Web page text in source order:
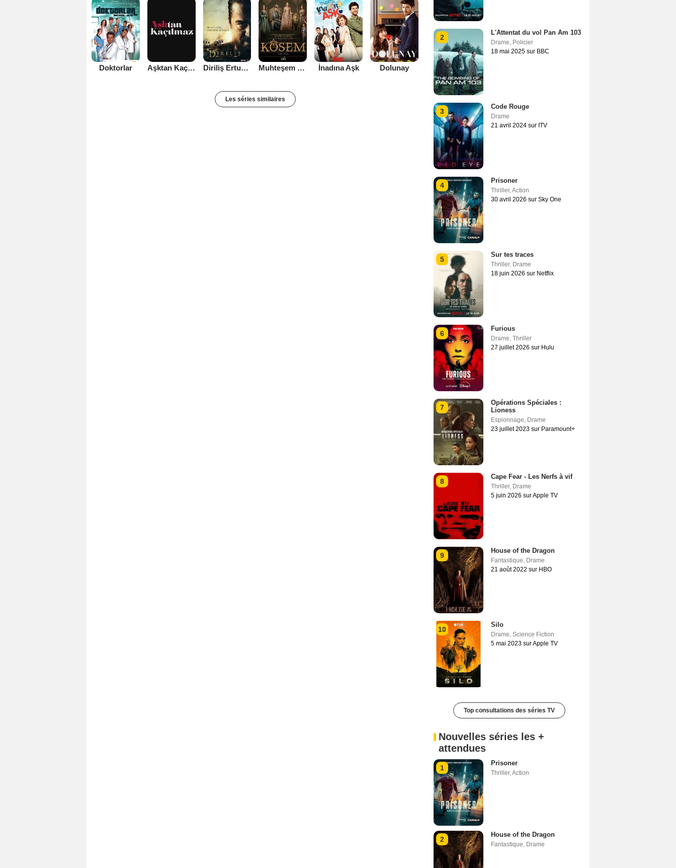
Doktorlar Aşktan Kaçılmaz Diriliş Ertuğrul Muhteşem Yüzyıl Kösem İnadına Aşk Dolunay
Les séries similaires
2
L'Attentat du vol Pan Am 103
Drame, Policier
18 mai 2025 sur BBC
3
Code Rouge
Drame
21 avril 2024 sur ITV
4
Prisoner
Thriller,Action
30 avril 2026 sur Sky One
5
Sur tes traces
Thriller, Drame
18 juin 2026 sur Netflix
6
Furious
Drame, Thriller
27 juillet 2026 sur Hulu
7
Opérations Spéciales :
Lioness
Espionnage, Drame
23 juillet 2023 sur Paramount+
8
Cape Fear - Les Nerfs à vif
Thriller, Drame
5 juin 2026 sur Apple TV
9
House of the Dragon
Fantastique, Drame
21 août 2022 sur HBO
10
Silo
Drame, Science Fiction
5 mai 2023 sur Apple TV
Top consultations des séries TV
Nouvelles séries les +
attendues
1
Prisoner
Thriller,Action
2
House of the Dragon
Fantastique, Drame